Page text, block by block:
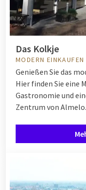
Das Kolkje
MODERN EINKAUFEN
Genießen Sie das
Hier finden Sie eine
Gastronomie und
Zentrum von Almelo.